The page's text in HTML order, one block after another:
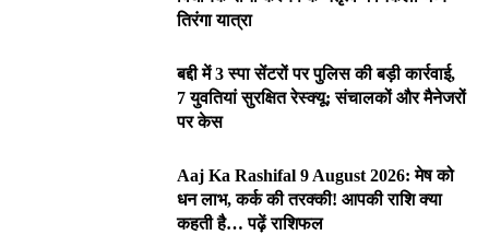
तिरंगा यात्रा
बद्दी में 3 स्पा सेंटरों पर पुलिस की बड़ी कार्रवाई,
7 युवतियां सुरक्षित रेस्क्यू; संचालकों और मैनेजरों
पर केस
Aaj Ka Rashifal 9 August 2026: मेष को
धन लाभ, कर्क की तरक्की! आपकी राशि क्या
कहती है… पढ़ें राशिफल